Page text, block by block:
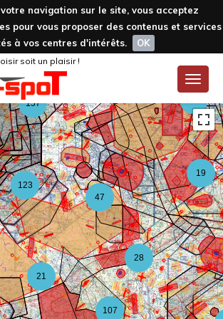
navigation sur le site, vous acceptez
pour vous proposer des contenus et services
à vos centres d'intérêts.
OK
Toggle
soit un plaisir !
107
123
157
47
28
19
21